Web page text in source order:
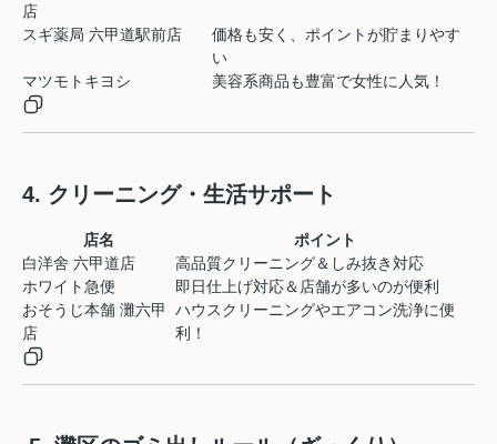
店
スギ薬局 六甲道駅前店
価格も安く、ポイントが貯まりやす
い
マツモトキヨシ
美容系商品も豊富で女性に人気！
4. クリーニング・生活サポート
店名
ポイント
白洋舍 六甲道店
高品質クリーニング＆しみ抜き対応
ホワイト急便
即日仕上げ対応＆店舗が多いのが便利
おそうじ本舗 灘六甲
店
ハウスクリーニングやエアコン洗浄に便
利！